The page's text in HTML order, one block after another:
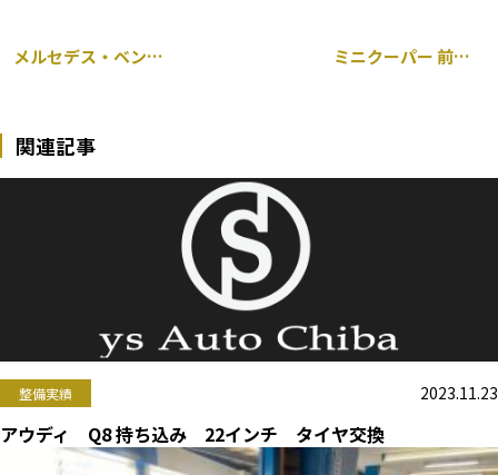
メルセデス・ベンツ CLS 63 AMG 車検 千葉市 ミニクーパー 前後 ミラー型 ドラレコ 取り付け 千葉市
関連記事
整備実績 2023.11.23
アウディ Q8 持ち込み 22インチ タイヤ交換